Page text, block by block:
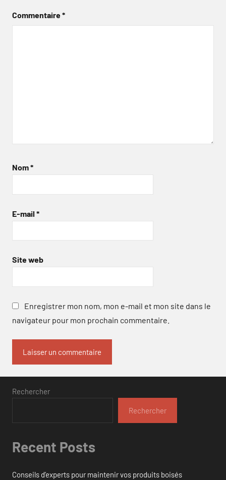
Commentaire*
Nom*
E-mail *
Site web
Enregistrer mon nom, mon e-mail et mon site dans le
navigateur pour mon prochain commentaire.
Rechercher
Rechercher
Recent Posts
Conseils d’experts pour maintenir vos produits boisés